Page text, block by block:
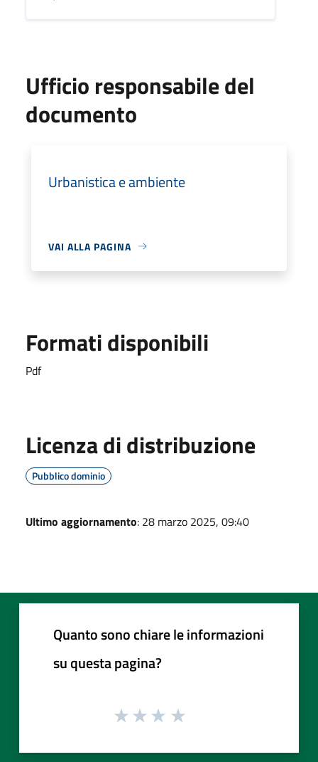
Ufficio responsabile del
documento
Urbanistica e ambiente
VAI ALLA PAGINA
Formati disponibili
Pdf
Licenza di distribuzione
Pubblico dominio
Ultimo aggiornamento: 28 marzo 2025, 09:40
Quanto sono chiare le informazioni
su questa pagina?